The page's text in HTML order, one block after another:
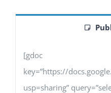
[gdoc
key=”https://
usp=sharing”